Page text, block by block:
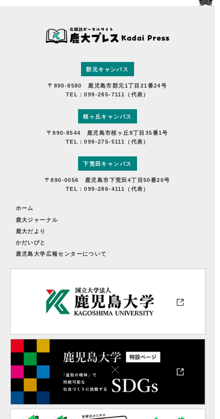
郡元キャンパス
〒890-8580 鹿児島市郡元1丁目21番24号
TEL：099-285-7111（代表）
桜ヶ丘キャンパス
〒890-8544 鹿児島市桜ヶ丘8丁目35番1号
TEL：099-275-5111（代表）
下荒田キャンパス
〒890-0056 鹿児島市下荒田4丁目50番20号
TEL：099-286-4111（代表）
ホーム
鹿大ジャーナル
鹿大だより
かだいびと
鹿児島大学広報センターについて